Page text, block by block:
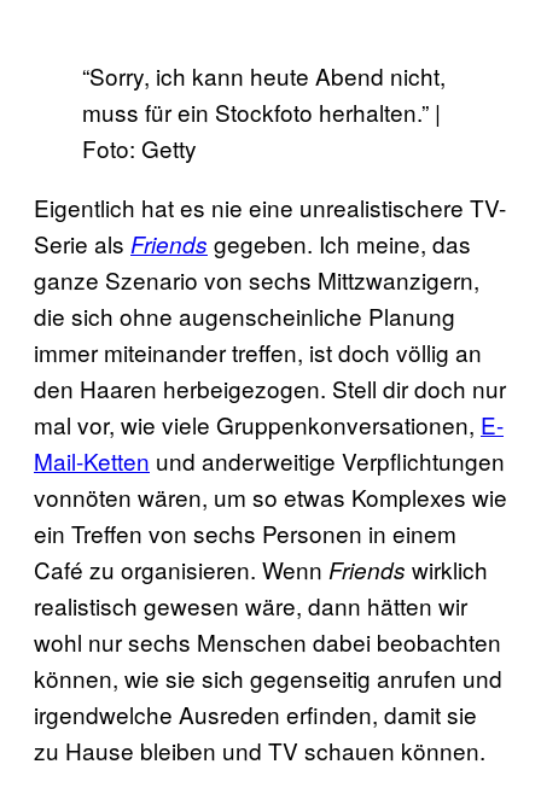
“Sorry, ich kann heute Abend nicht,
muss für ein Stockfoto herhalten.” |
Foto: Getty
Eigentlich hat es nie eine unrealistischere TV-
Serie als Friends gegeben. Ich meine, das
ganze Szenario von sechs Mittzwanzigern,
die sich ohne augenscheinliche Planung
immer miteinander treffen, ist doch völlig an
den Haaren herbeigezogen. Stell dir doch nur
mal vor, wie viele Gruppenkonversationen, E-
Mail-Ketten und anderweitige Verpflichtungen
vonnöten wären, um so etwas Komplexes wie
ein Treffen von sechs Personen in einem
Café zu organisieren. Wenn Friends wirklich
realistisch gewesen wäre, dann hätten wir
wohl nur sechs Menschen dabei beobachten
können, wie sie sich gegenseitig anrufen und
irgendwelche Ausreden erfinden, damit sie
zu Hause bleiben und TV schauen können.